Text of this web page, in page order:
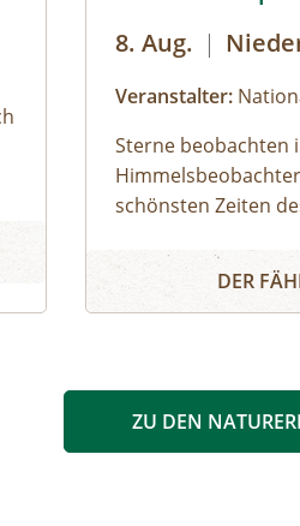
8. Aug. |
Veranstalter:
Sterne beobachten
schönsten Zeiten
und verspricht
Schauspiel am
zahlreiche
Die neue
Von Sternschnuppen
DER
ZU DEN